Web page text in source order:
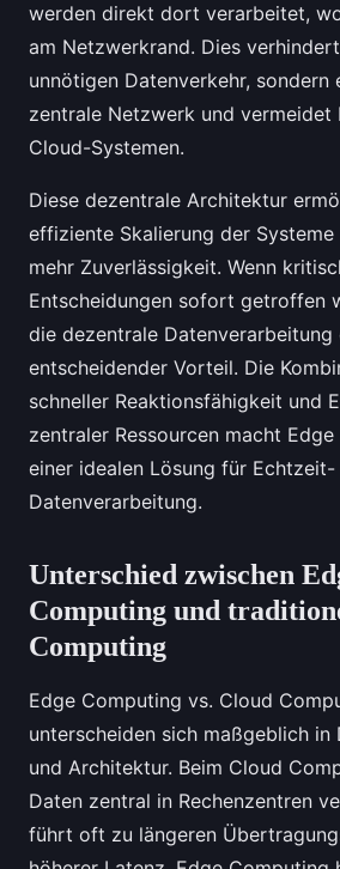
werden direkt dort verarbeitet,
am Netzwerkrand. Dies
unnötigen Datenverkehr, sondern
zentrale Netzwerk und vermeidet
Cloud-Systemen.
Diese dezentrale Architektur
effiziente Skalierung der
mehr Zuverlässigkeit. Wenn
Entscheidungen sofort getroffen
die dezentrale Datenverarbeitung
entscheidender Vorteil. Die
schneller Reaktionsfähigkeit und
zentraler Ressourcen macht
einer idealen Lösung für Echtzeit-
Datenverarbeitung.
Unterschied zwischen
Computing und
Computing
Edge Computing vs. Cloud
unterscheiden sich maßgeblich in
und Architektur. Beim Cloud
Daten zentral in Rechenzentren
führt oft zu längeren